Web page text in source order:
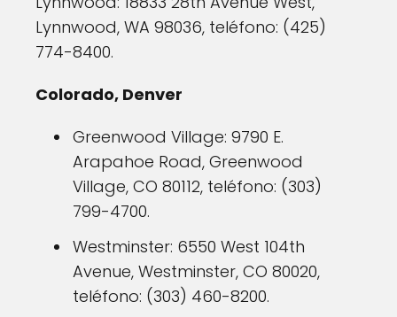
Lynnwood, WA 98036, teléfono: (425)
774-8400.
Colorado, Denver
Greenwood Village: 9790 E.
Arapahoe Road, Greenwood
Village, CO 80112, teléfono: (303)
799-4700.
Westminster: 6550 West 104th
Avenue, Westminster, CO 80020,
teléfono: (303) 460-8200.